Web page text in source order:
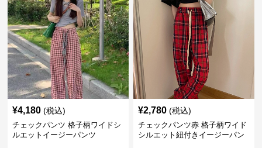
¥4,180 (税込)
チェックパンツ 格子柄ワイドシ
ルエットイージーパンツ
¥2,780 (税込)
チェックパンツ赤 格子柄ワイド
シルエット紐付きイージーパン